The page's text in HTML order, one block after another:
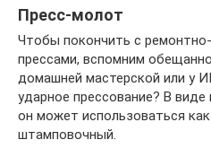
Пресс-молот
Чтобы покончить с
прессами, вспомним
домашней мастерской или у
ударное прессование? В
он может использоваться
штамповочный.